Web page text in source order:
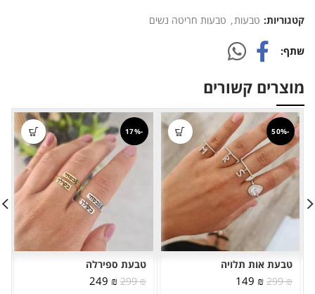
קטגוריות: טבעות, טבעות חריטה נשים
שתף
מוצרים קשורים
-50%
טבעת אות תלויה
299₪
המחיר
149 ₪
-17%
טבעת ספירלה
299₪
המחיר
249 ₪